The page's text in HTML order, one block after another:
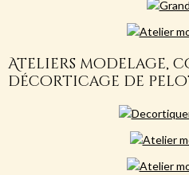
Ateliers modelage,
décorticage de